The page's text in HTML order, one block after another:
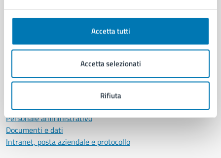
Accetta tutti
Accetta selezionati
Rifiuta
Aree amministrative
Uffici
Politici
Personale amministrativo
Documenti e dati
Intranet, posta aziendale e protocollo